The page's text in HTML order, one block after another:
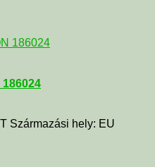
186024
Származási hely: EU